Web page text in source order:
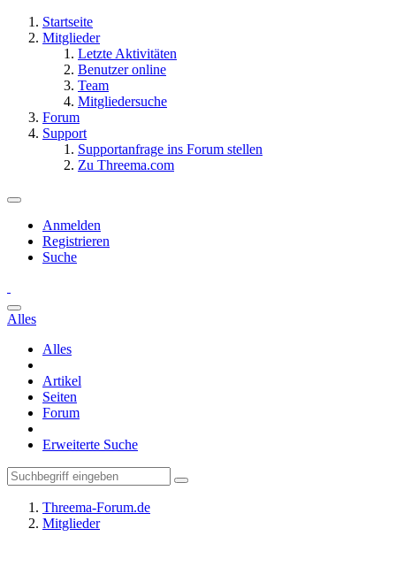
Startseite
Mitglieder
Letzte Aktivitäten
Benutzer online
Team
Mitgliedersuche
Forum
Support
Supportanfrage ins Forum stellen
Zu Threema.com
Anmelden
Registrieren
Suche
Alles
Alles
Artikel
Seiten
Forum
Erweiterte Suche
Threema-Forum.de
Mitglieder